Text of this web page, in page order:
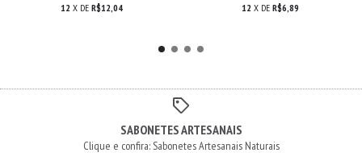
12 X DE R$12,04 12 X DER$6,89
SABONETES ARTESANAIS
Clique e confira: Sabonetes Artesanais Naturais